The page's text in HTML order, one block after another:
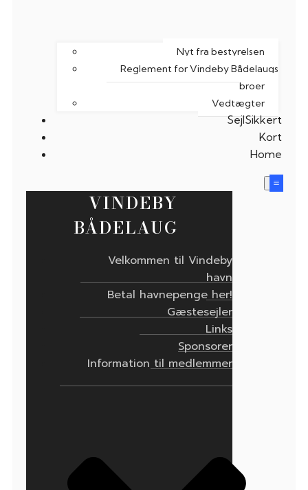
Nyt fra bestyrelsen
Reglement for Vindeby Bådelaugs
broer
Vedtægter
SejlSikkert
Kort
Home
VINDEBY
BÅDELAUG
Velkommen til Vindeby
havn
Betal havnepenge her!
Gæstesejler
Links
Sponsorer
Information til medlemmer